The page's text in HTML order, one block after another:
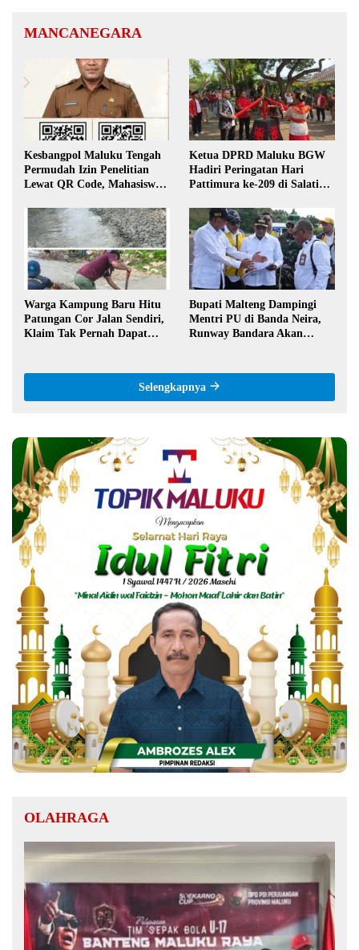
MANCANEGARA
Kesbangpol Maluku Tengah
Permudah Izin Penelitian
Lewat QR Code, Mahasiswa
Ketua DPRD Maluku BGW
Hadiri Peringatan Hari
Pattimura ke-209 di Salatiga,
Orang Basudara
Warga Kampung Baru Hitu
Patungan Cor Jalan Sendiri,
Klaim Tak Pernah Dapat
Bupati Malteng Dampingi
Mentri PU di Banda Neira,
Runway Bandara Akan
Selengkapnya
OLAHRAGA